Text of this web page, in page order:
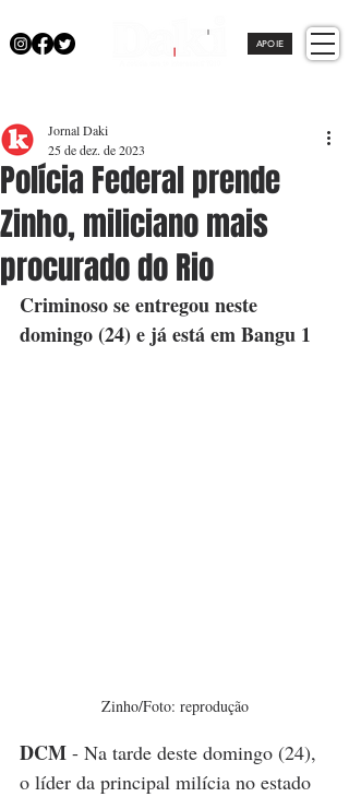
APOIE
Polícia Federal prende
Zinho, miliciano mais
procurado do Rio
Jornal Daki
25 de dez. de 2023
Criminoso se entregou neste
domingo (24) e já está em Bangu 1
Zinho/Foto: reprodução
DCM - Na tarde deste domingo (24),
o líder da principal milícia no estado